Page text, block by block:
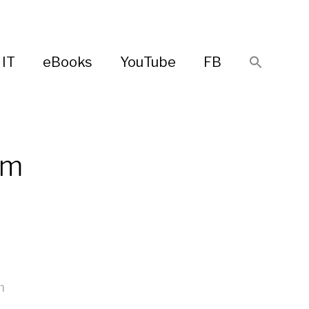
IT eBooks YouTube FB